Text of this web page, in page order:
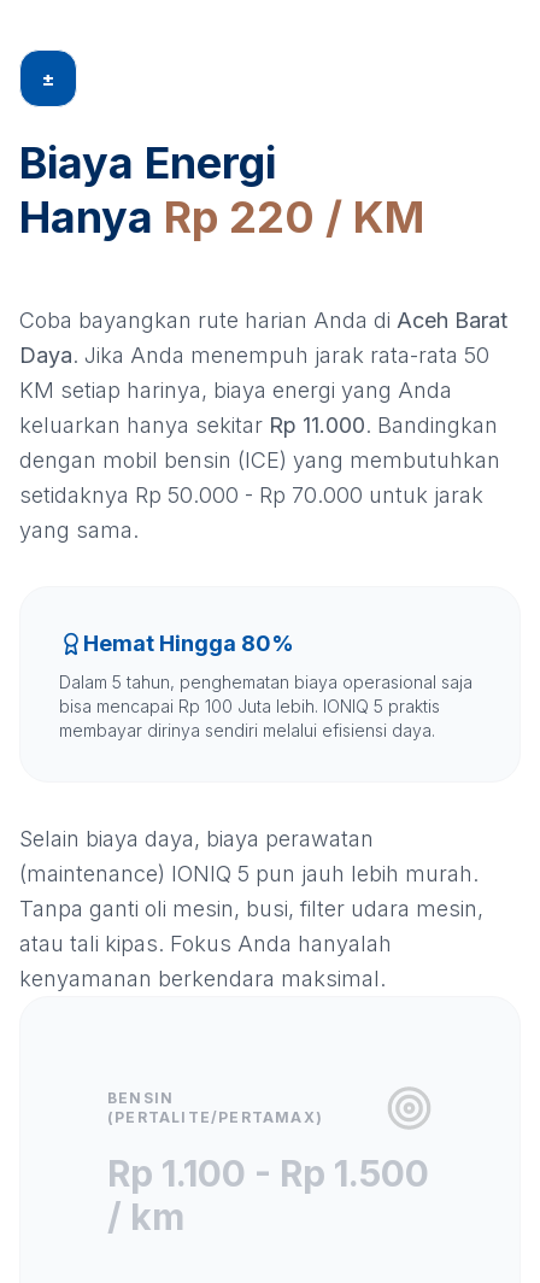
±
Biaya Energi
Hanya Rp 220 / KM
Coba bayangkan rute harian Anda di Aceh Barat
Daya. Jika Anda menempuh jarak rata-rata 50
KM setiap harinya, biaya energi yang Anda
keluarkan hanya sekitar Rp 11.000. Bandingkan
dengan mobil bensin (ICE) yang membutuhkan
setidaknya Rp 50.000 - Rp 70.000 untuk jarak
yang sama.
Hemat Hingga 80%
Dalam 5 tahun, penghematan biaya operasional saja
bisa mencapai Rp 100 Juta lebih. IONIQ 5 praktis
membayar dirinya sendiri melalui efisiensi daya.
Selain biaya daya, biaya perawatan
(maintenance) IONIQ 5 pun jauh lebih murah.
Tanpa ganti oli mesin, busi, filter udara mesin,
atau tali kipas. Fokus Anda hanyalah
kenyamanan berkendara maksimal.
BENSIN
(PERTALITE/PERTAMAX)
Rp 1.100 - Rp 1.500
/ km